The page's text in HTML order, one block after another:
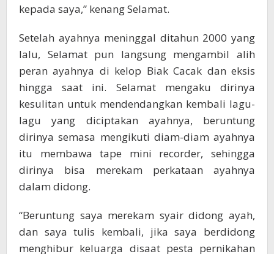
kepada saya,” kenang Selamat.
Setelah ayahnya meninggal ditahun 2000 yang
lalu, Selamat pun langsung mengambil alih
peran ayahnya di kelop Biak Cacak dan eksis
hingga saat ini. Selamat mengaku dirinya
kesulitan untuk mendendangkan kembali lagu-
lagu yang diciptakan ayahnya, beruntung
dirinya semasa mengikuti diam-diam ayahnya
itu membawa tape mini recorder, sehingga
dirinya bisa merekam perkataan ayahnya
dalam didong.
“Beruntung saya merekam syair didong ayah,
dan saya tulis kembali, jika saya berdidong
menghibur keluarga disaat pesta pernikahan